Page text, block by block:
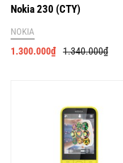
Nokia 230 (CTY)
NOKIA
1.300.000₫ 1.340.000₫